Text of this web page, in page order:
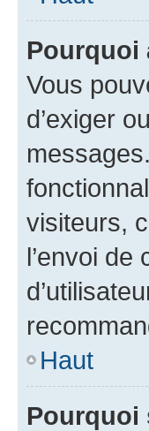
Pourquoi
Vous
d’exiger
visiteurs,
l’envoi
Haut
Pourquoi